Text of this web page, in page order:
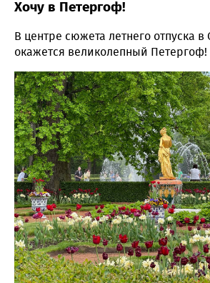
Хочу в Петергоф!
В центре сюжета летнего отпуска в
окажется великолепный Петергоф!